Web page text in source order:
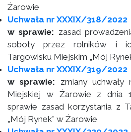
Żarowie
Uchwała nr XXXIX/318/2022
w sprawie: zasad
soboty przez rolników i
Targowisku Miejskim „Mój
Uchwała nr XXXIX/319/2022
w sprawie: zmiany
Miejskiej w Żarowie z dnia
sprawie zasad korzystania z
„Mój Rynek” w Żarowie